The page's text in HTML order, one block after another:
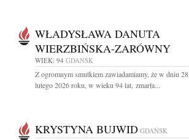
WŁADYSŁAWA DANUTA
WIERZBIŃSKA-ZARÓWNY
WIEK: 94 GDAŃSK
Z ogromnym smutkiem zawiadamiamy, że w dniu 28
lutego 2026 roku, w wieku 94 lat, zmarła...
KRYSTYNA BUJWID GDAŃSK